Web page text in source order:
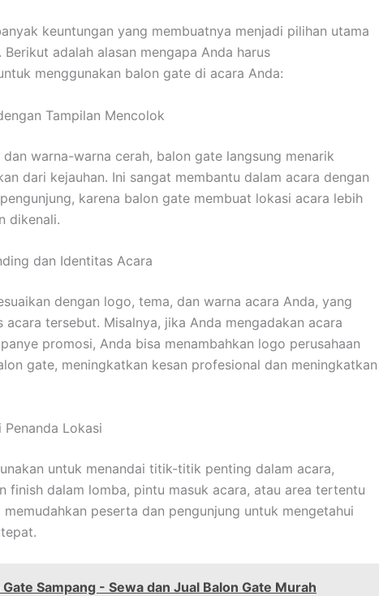
keuntungan yang membuatnya menjadi pilihan utama
adalah alasan mengapa Anda harus
menggunakan balon gate di acara Anda:
Tampilan Mencolok
warna-warna cerah, balon gate langsung menarik
dari kejauhan. Ini sangat membantu dalam acara dengan
karena balon gate membuat lokasi acara lebih
dikenali.
dan Identitas Acara
dengan logo, tema, dan warna acara Anda, yang
tersebut. Misalnya, jika Anda mengadakan acara
promosi, Anda bisa menambahkan logo perusahaan
gate, meningkatkan kesan profesional dan meningkatkan
Penanda Lokasi
untuk menandai titik-titik penting dalam acara,
finish dalam lomba, pintu masuk acara, atau area tertentu
peserta dan pengunjung untuk mengetahui
Gate Sampang - Sewa dan Jual Balon Gate Murah